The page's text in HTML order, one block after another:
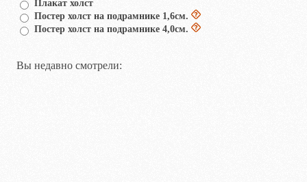
Плакат холст
Постер холст на подрамнике 1,6см.
Постер холст на подрамнике 4,0см.
Вы недавно смотрели: